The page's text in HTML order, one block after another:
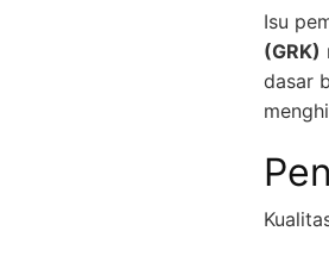
Isu
(GRK)
dasar